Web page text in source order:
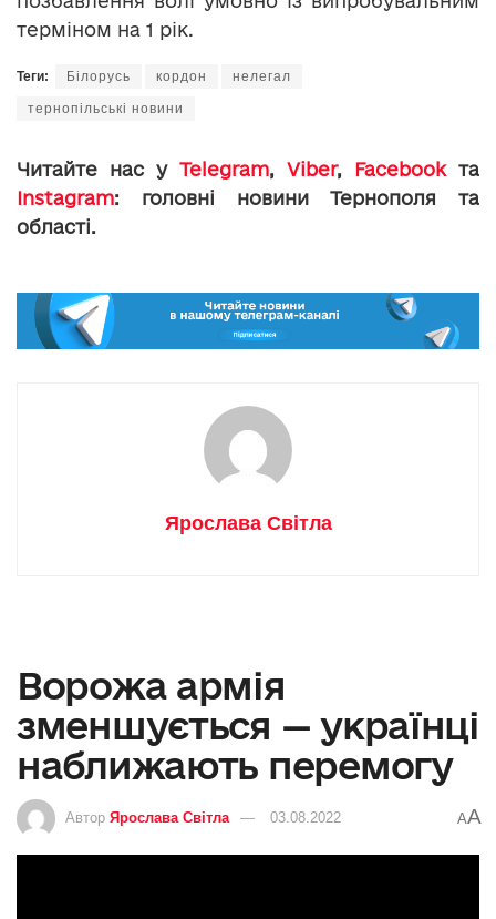
терміном на 1 рік.
Теги: Білорусь кордон нелегал
тернопільські новини
Читайте нас у Telegram, Viber, Facebookта
Instagram: головні новини Тернополя та
області.
Ярослава Світла
Ворожа армія
зменшується — українці
наближають перемогу
Автор Ярослава Світла 03.08.2022 AA